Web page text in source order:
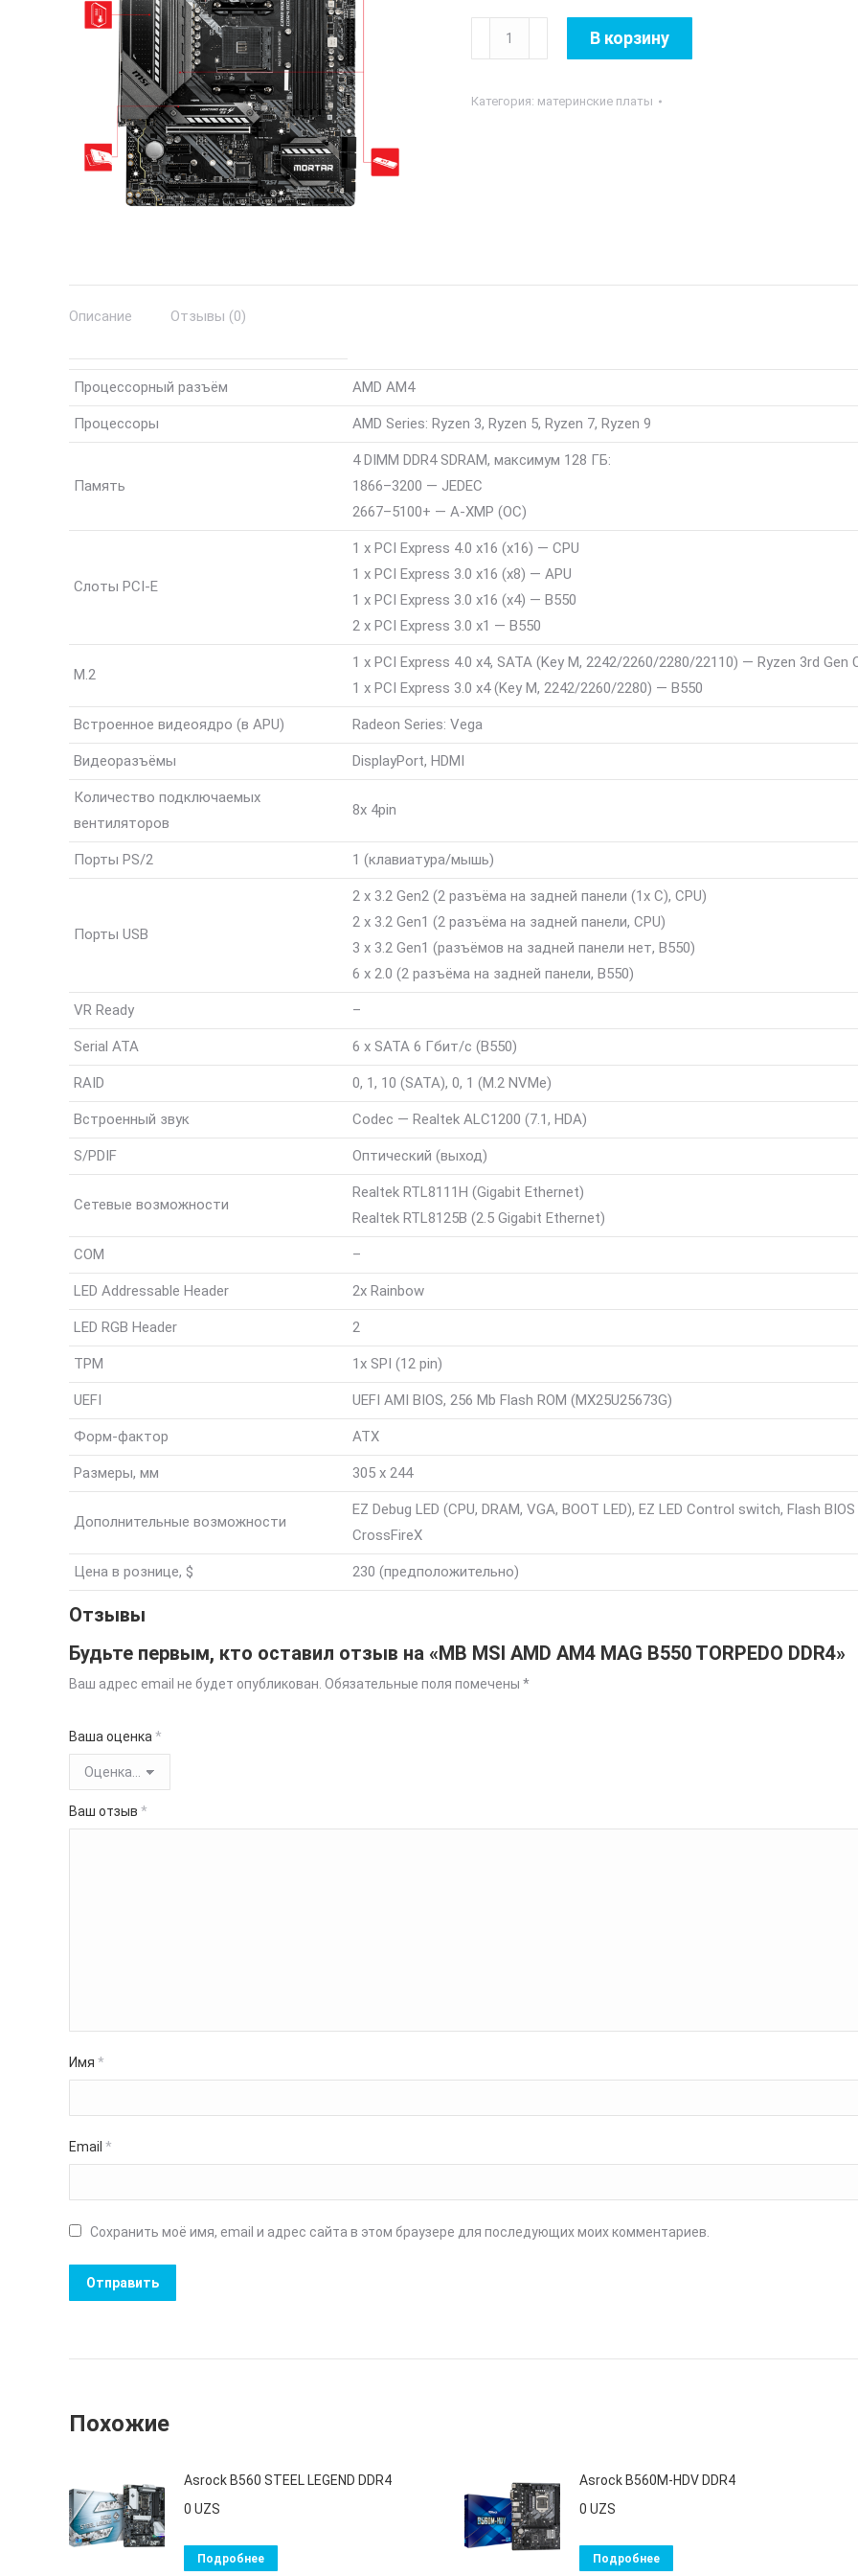
Количество
товара
MSI
В корзину
Категория: материнские платы
Описание Отзывы (0)
Процессорный разъём AMD AM4
Процессоры AMD Series: Ryzen 3, Ryzen 5, Ryzen 7, Ryzen 9
Память
4 DIMM DDR4 SDRAM, максимум 128 ГБ:
1866–3200 — JEDEC
2667–5100+ — A-XMP (OC)
Слоты PCI-E
1 x PCI Express 4.0 x16 (x16) — CPU
1 x PCI Express 3.0 x16 (x8) — APU
1 x PCI Express 3.0 x16 (x4) — B550
2 x PCI Express 3.0 x1 — B550
M.2
1 x PCI Express 4.0 x4, SATA (Key M, 2242/2260/2280/22110) — Ryzen 3rd Gen
1 x PCI Express 3.0 x4 (Key M, 2242/2260/2280) — B550
Встроенное видеоядро (в APU) Radeon Series: Vega
Видеоразъёмы DisplayPort, HDMI
Количество подключаемых
вентиляторов
8x 4pin
Порты PS/2 1 (клавиатура/мышь)
Порты USB
2 х 3.2 Gen2 (2 разъёма на задней панели (1x C), CPU)
2 х 3.2 Gen1 (2 разъёма на задней панели, CPU)
3 х 3.2 Gen1 (разъёмов на задней панели нет, B550)
6 x 2.0 (2 разъёма на задней панели, B550)
VR Ready –
Serial ATA 6 x SATA 6 Гбит/с (B550)
RAID 0, 1, 10 (SATA), 0, 1 (M.2 NVMe)
Встроенный звук Codec — Realtek ALC1200 (7.1, HDA)
S/PDIF Оптический (выход)
Сетевые возможности
Realtek RTL8111H (Gigabit Ethernet)
Realtek RTL8125B (2.5 Gigabit Ethernet)
COM –
LED Addressable Header 2x Rainbow
LED RGB Header 2
TPM 1x SPI (12 pin)
UEFI UEFI AMI BIOS, 256 Mb Flash ROM (MX25U25673G)
Форм-фактор ATX
Размеры, мм 305 x 244
Дополнительные возможности
EZ Debug LED (CPU, DRAM, VGA, BOOT LED), EZ LED Control switch, Flash
CrossFireX
Цена в рознице, $ 230 (предположительно)
Отзывы
Будьте первым, кто оставил отзыв на «MB MSI AMD AM4 MAG B550 TORPEDO DDR4»
Ваш адрес email не будет опубликован. Обязательные поля помечены *
Ваша оценка*
Ваш отзыв *
Имя *
Email *
Сохранить моё имя, email и адрес сайта в этом браузере для последующих моих комментариев.
Похожие
Asrock B560 STEEL LEGEND DDR4
0 UZS
Подробнее
Asrock B560M-HDV DDR4
0 UZS
Подробнее